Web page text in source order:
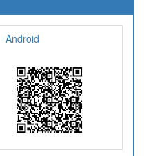
Android